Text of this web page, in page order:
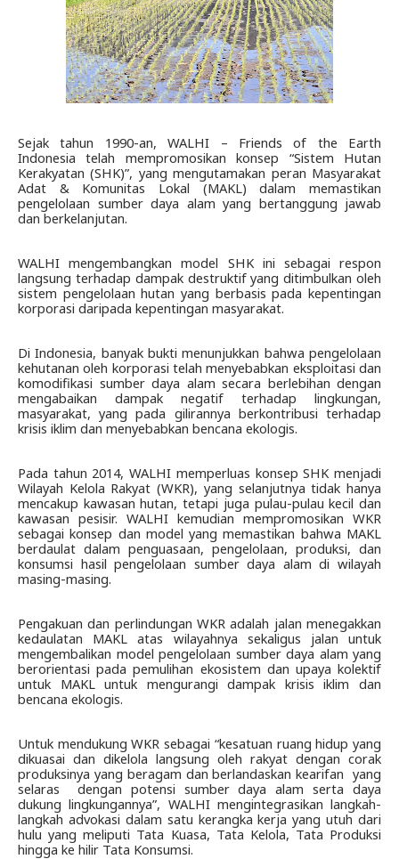
Sejak tahun 1990-an, WALHI – Friends of the Earth
Indonesia telah mempromosikan konsep “Sistem Hutan
Kerakyatan (SHK)”, yang mengutamakan peran Masyarakat
Adat & Komunitas Lokal (MAKL) dalam memastikan
pengelolaan sumber daya alam yang bertanggung jawab
dan berkelanjutan.
WALHI mengembangkan model SHK ini sebagai respon
langsung terhadap dampak destruktif yang ditimbulkan oleh
sistem pengelolaan hutan yang berbasis pada kepentingan
korporasi daripada kepentingan masyarakat.
Di Indonesia, banyak bukti menunjukkan bahwa pengelolaan
kehutanan oleh korporasi telah menyebabkan eksploitasi dan
komodifikasi sumber daya alam secara berlebihan dengan
mengabaikan dampak negatif terhadap lingkungan,
masyarakat, yang pada gilirannya berkontribusi terhadap
krisis iklim dan menyebabkan bencana ekologis.
Pada tahun 2014, WALHI memperluas konsep SHK menjadi
Wilayah Kelola Rakyat (WKR), yang selanjutnya tidak hanya
mencakup kawasan hutan, tetapi juga pulau-pulau kecil dan
kawasan pesisir. WALHI kemudian mempromosikan WKR
sebagai konsep dan model yang memastikan bahwa MAKL
berdaulat dalam penguasaan, pengelolaan, produksi, dan
konsumsi hasil pengelolaan sumber daya alam di wilayah
masing-masing.
Pengakuan dan perlindungan WKR adalah jalan menegakkan
kedaulatan MAKL atas wilayahnya sekaligus jalan untuk
mengembalikan model pengelolaan sumber daya alam yang
berorientasi pada pemulihan ekosistem dan upaya kolektif
untuk MAKL untuk mengurangi dampak krisis iklim dan
bencana ekologis.
Untuk mendukung WKR sebagai “kesatuan ruang hidup yang
dikuasai dan dikelola langsung oleh rakyat dengan corak
produksinya yang beragam dan berlandaskan kearifan  yang
selaras  dengan potensi sumber daya alam serta daya
dukung lingkungannya”, WALHI mengintegrasikan langkah-
langkah advokasi dalam satu kerangka kerja yang utuh dari
hulu yang meliputi Tata Kuasa, Tata Kelola, Tata Produksi
hingga ke hilir Tata Konsumsi.